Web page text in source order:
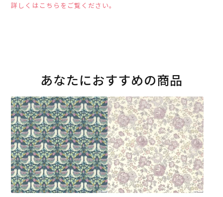
詳しくはこちらをご覧ください。
あなたにおすすめの商品